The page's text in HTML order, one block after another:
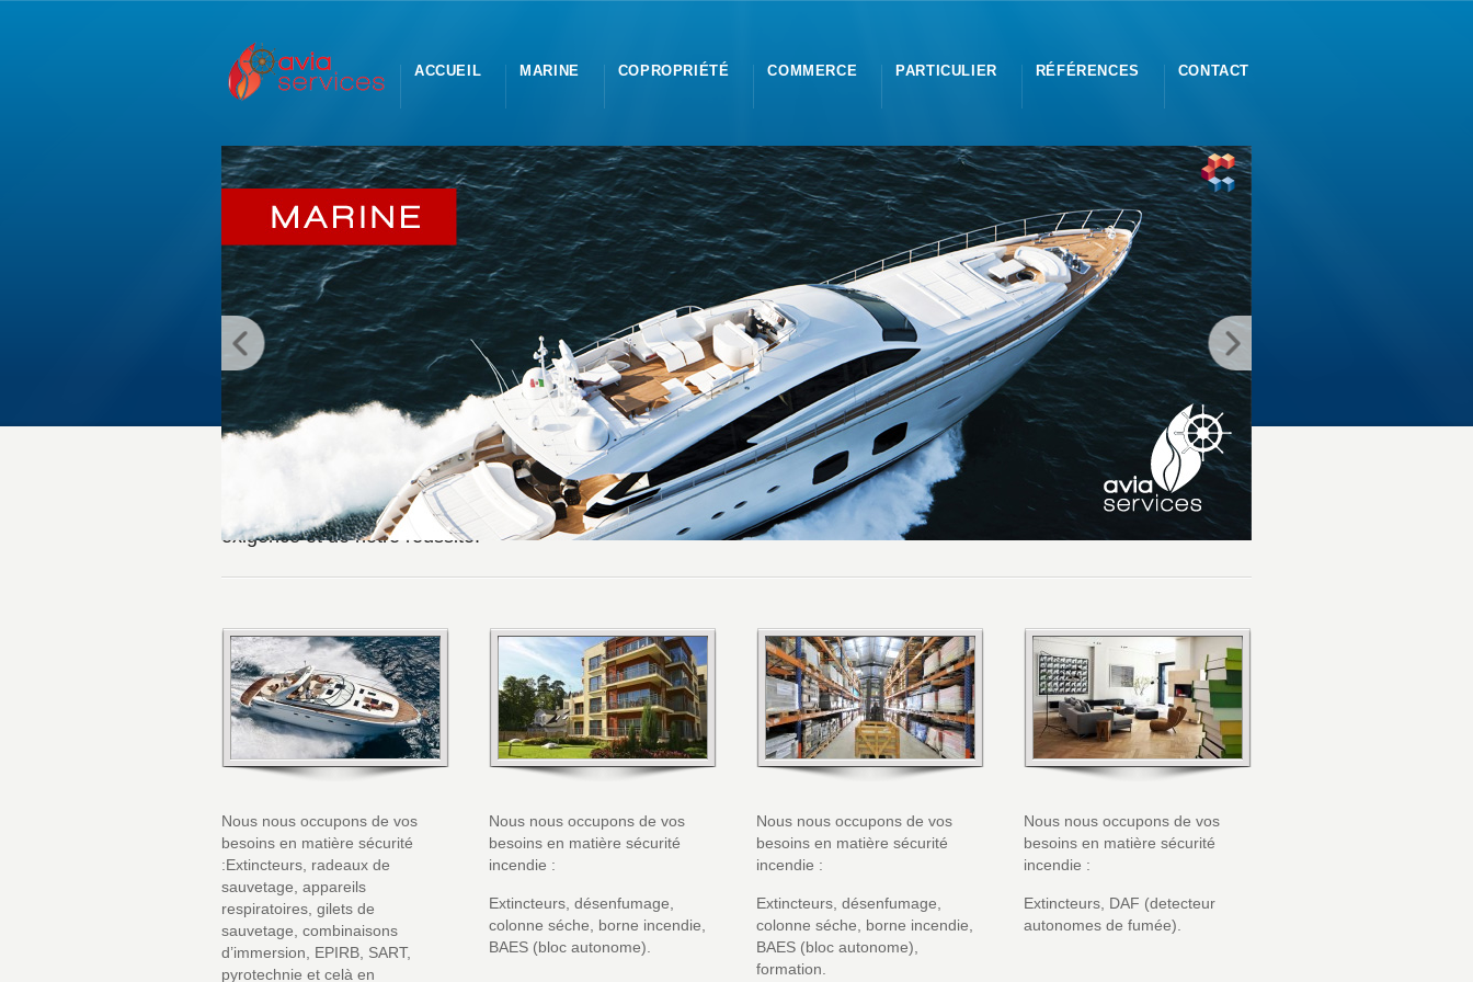
ACCUEIL MARINE COPROPRIÉTÉ COMMERCE PARTICULIER RÉFÉRENCES CONTACT
Spécialiste en sécurité incendie depuis 1974 sur le Bassin Cannois mais également de Monaco à Marseille, nous
mettons tout en oeuvre pour satisfaire notre clientèle . Qualité, Réactivité, Ecoute sont les mots clefs de votre
exigence et de notre réussite.
Nous nous occupons de vos
besoins en matière sécurité
:Extincteurs, radeaux de
sauvetage, appareils
respiratoires, gilets de
sauvetage, combinaisons
d’immersion, EPIRB, SART,
pyrotechnie et celà en
Nous nous occupons de vos
besoins en matière sécurité
incendie :
Extincteurs, désenfumage,
colonne séche, borne incendie,
BAES (bloc autonome).
Nous nous occupons de vos
besoins en matière sécurité
incendie :
Extincteurs, désenfumage,
colonne séche, borne incendie,
BAES (bloc autonome),
formation.
Nous nous occupons de vos
besoins en matière sécurité
incendie :
Extincteurs, DAF (detecteur
autonomes de fumée).